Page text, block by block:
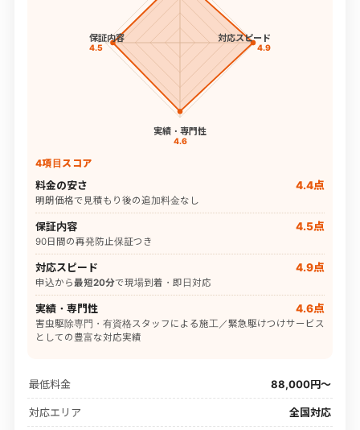
対応スピード
4.9
実績・専門性
4.6
保証内容
4.5
4項目スコア
料金の安さ 4.4点
明朗価格で見積もり後の追加料金なし
保証内容 4.5点
90日間の再発防止保証つき
対応スピード 4.9点
申込から最短20分で現場到着・即日対応
実績・専門性 4.6点
害虫駆除専門・有資格スタッフによる施工／緊急駆けつけサービス
としての豊富な対応実績
最低料金 88,000円〜
対応エリア 全国対応